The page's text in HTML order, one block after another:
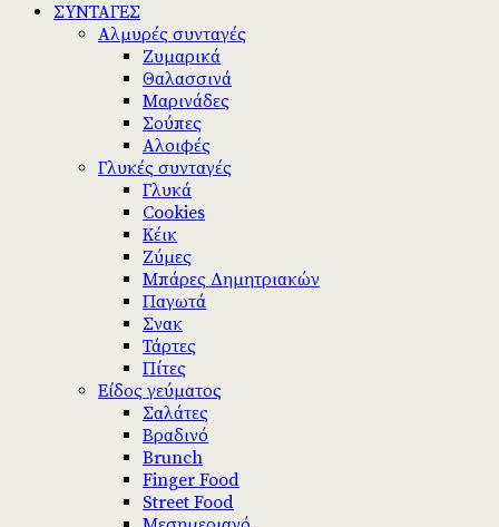
ΣΥΝΤΑΓΕΣ
Αλμυρές συνταγές
Ζυμαρικά
Θαλασσινά
Μαρινάδες
Σούπες
Αλοιφές
Γλυκές συνταγές
Γλυκά
Cookies
Κέικ
Ζύμες
Μπάρες Δημητριακών
Παγωτά
Σνακ
Τάρτες
Πίτες
Είδος γεύματος
Σαλάτες
Βραδινό
Brunch
Finger Food
Street Food